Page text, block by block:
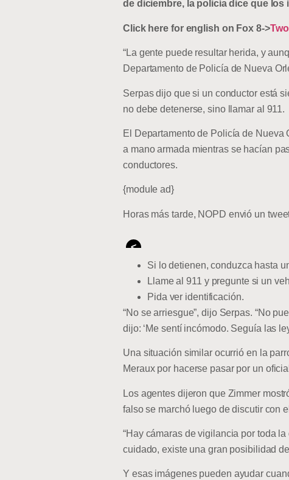
de diciembre, la policía dice que
Click here for english on Fox 8->
“La gente puede resultar herida, y
Departamento de Policía de Nueva
Serpas dijo que si un conductor está
no debe detenerse, sino llamar al 911.
El Departamento de Policía de
a mano armada mientras se hacían
conductores.
{module ad}
Horas más tarde, NOPD envió un
<
Si lo detienen, conduzca hasta
Llame al 911 y pregunte si un
Pida ver identificación.
“No se arriesgue”, dijo Serpas. “No
dijo: ‘Me sentí incómodo. Seguía las
Una situación similar ocurrió en la
Meraux por hacerse pasar por un
Los agentes dijeron que Zimmer
falso se marchó luego de discutir con
“Hay cámaras de vigilancia por toda
cuidado, existe una gran posibilidad
Y esas imágenes pueden ayudar